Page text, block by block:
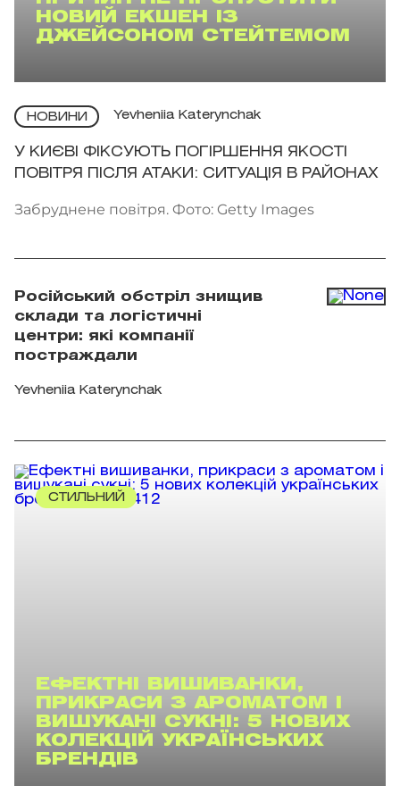
НОВИЙ ЕКШЕН ІЗ
ДЖЕЙСОНОМ СТЕЙТЕМОМ
НОВИНИ Yevheniia Katerynchak
У КИЄВІ ФІКСУЮТЬ ПОГІРШЕННЯ ЯКОСТІ
ПОВІТРЯ ПІСЛЯ АТАКИ: СИТУАЦІЯ В РАЙОНАХ
Забруднене повітря. Фото: Getty Images
Російський обстріл знищив
склади та логістичні
центри: які компанії
постраждали
Yevheniia Katerynchak
СТИЛЬНИЙ
ЕФЕКТНІ ВИШИВАНКИ,
ПРИКРАСИ З АРОМАТОМ І
ВИШУКАНІ СУКНІ: 5 НОВИХ
КОЛЕКЦІЙ УКРАЇНСЬКИХ
БРЕНДІВ